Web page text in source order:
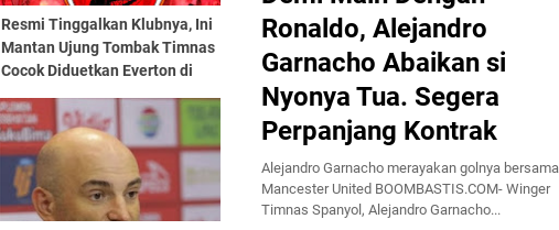
Resmi Tinggalkan Klubnya, Ini
Mantan Ujung Tombak Timnas
Cocok Diduetkan Everton di
Ronaldo, Alejandro
Garnacho Abaikan si
Nyonya Tua. Segera
Perpanjang Kontrak
Alejandro Garnacho merayakan golnya bersama
Mancester United BOOMBASTIS.COM- Winger
Timnas Spanyol, Alejandro Garnacho...